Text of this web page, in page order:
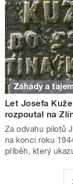
Záhady a
Let Josefa
rozpoutal na
Za odvahu pilotů
na konci roku
příběh, který